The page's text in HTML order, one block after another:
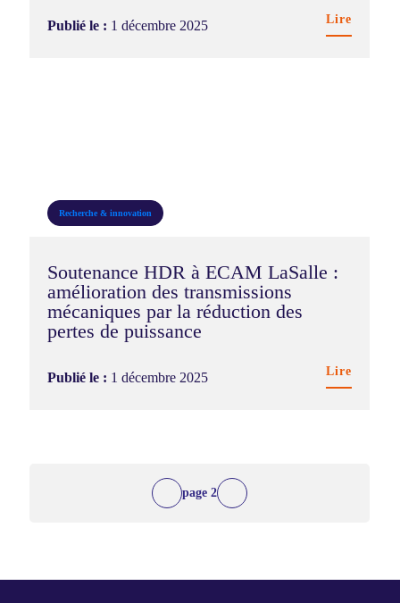
Publié le : 1 décembre 2025 Lire
Recherche & innovation
Soutenance HDR à ECAM LaSalle :
amélioration des transmissions
mécaniques par la réduction des
pertes de puissance
Publié le : 1 décembre 2025 Lire
2